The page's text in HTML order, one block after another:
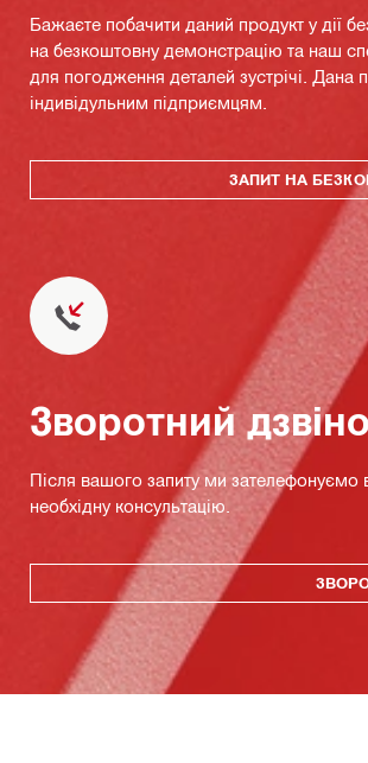
Бажаєте побачити даний продукт у дії
на безкоштовну демонстрацію та наш
для погодження деталей зустрічі. Дана
індивідульним підприємцям.
ЗАПИТ НА
Зворотний
Після вашого запиту ми
необхідну консультацію.